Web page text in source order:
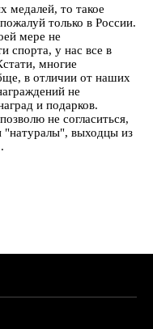
медалей, то такое
только в России.
мере не
спорта, у нас все в
многие
в отличии от наших
не
и подарков.
не согласиться,
"натуралы", выходцы из